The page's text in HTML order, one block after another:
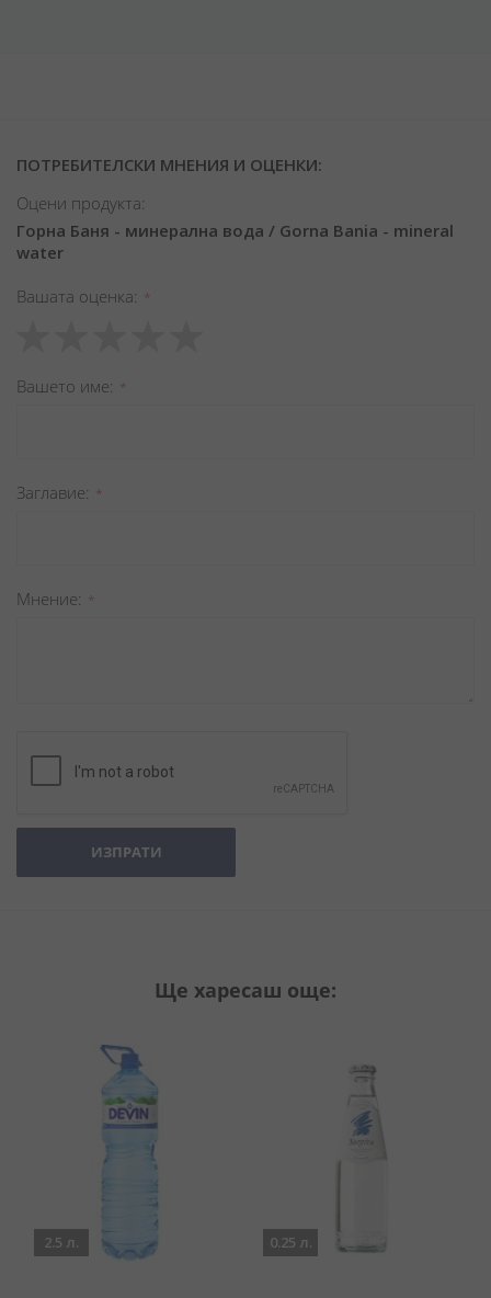
ПОТРЕБИТЕЛСКИ МНЕНИЯ И ОЦЕНКИ:
Оцени продукта:
Горна Баня - минерална вода / Gorna Bania - mineral
water
Вашата оценка
star
stars
stars
stars
stars
Вашето име
Заглавиe
Мнение
ИЗПРАТИ
Ще харесаш още:
2.5 л. 0.25 л.